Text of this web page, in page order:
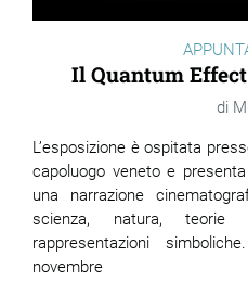
Il Quantum
L’esposizione è ospitata
capoluogo veneto e
una narrazione
scienza, natura,
rappresentazioni
novembre